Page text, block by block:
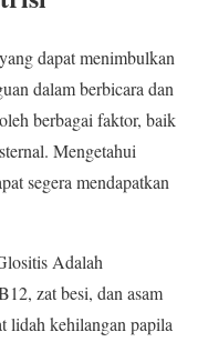
dapat menimbulkan
dalam berbicara dan
berbagai faktor, baik
Mengetahui
segera mendapatkan
Adalah
zat besi, dan asam
lidah kehilangan papila